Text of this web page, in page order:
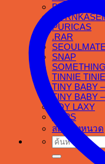
PHOTOVIBES
PURICAS
.RAR
SNAP
TINNIE TINIE
TINY BABY
TINY BABY
TOY LAXY
TOPS
สเต็กลุงหนวด
ค้นหา: